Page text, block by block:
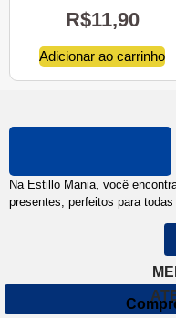
R$11,90
Adicionar ao carrinho
Na Estillo Mania, você
presentes, perfeitos para